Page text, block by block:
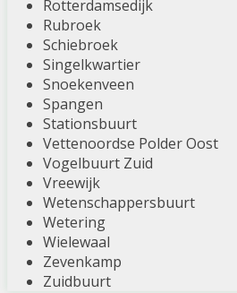
Rotterdamsedijk
Rubroek
Schiebroek
Singelkwartier
Snoekenveen
Spangen
Stationsbuurt
Vettenoordse Polder Oost
Vogelbuurt Zuid
Vreewijk
Wetenschappersbuurt
Wetering
Wielewaal
Zevenkamp
Zuidbuurt